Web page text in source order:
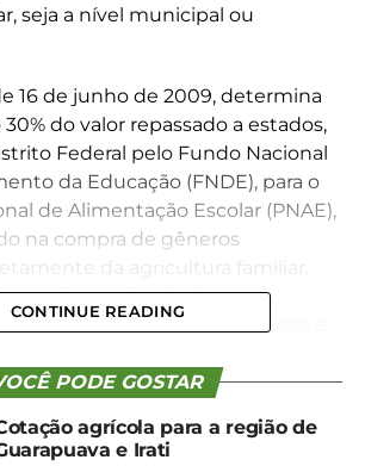
seja a nível municipal ou
16 de junho de 2009, determina
do valor repassado a estados,
Federal pelo Fundo Nacional
da Educação (FNDE), para o
de Alimentação Escolar (PNAE),
na compra de gêneros
ou através de
produtores, como associações e
Vilson Luis Knaut (43
de Pinhalzinho, é um dos
CONTINUE READING
PODE GOSTAR
agrícola para a região de
e Irati